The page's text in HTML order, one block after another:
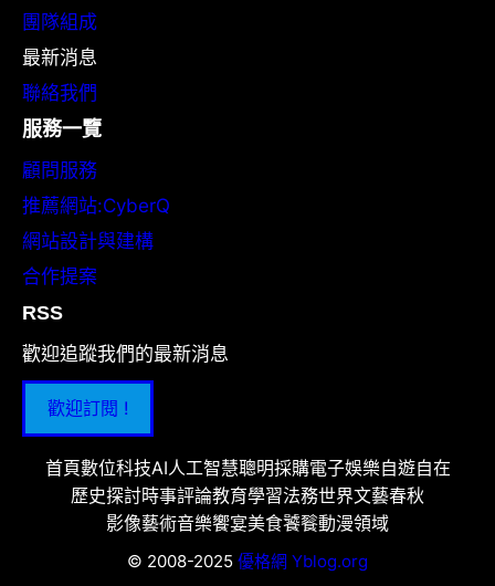
團隊組成
最新消息
聯絡我們
服務一覽
顧問服務
推薦網站:CyberQ
網站設計與建構
合作提案
RSS
歡迎追蹤我們的最新消息
歡迎訂閱 !
首頁數位科技AI人工智慧聰明採購電子娛樂自遊自在
歷史探討時事評論教育學習法務世界文藝春秋
影像藝術音樂饗宴美食饕餮動漫領域
© 2008-2025 優格網 Yblog.org